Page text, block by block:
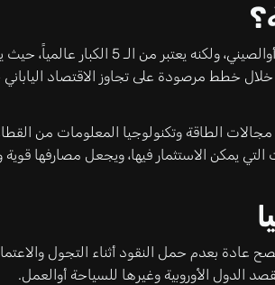
رغم أن الاقتصاد الروسي ليس بحجم الاقتصاد الأميركي أوالصيني، ولكنه يعتبر
خلال خطط مرصودة على تجاوز الاقتصاد
الطاقة وتكنولوجيا المعلومات من
يمكن الاستثمار فيها، ويجعل مصارفها قوية
عادة بعدم حمل النقود أثناء التجول
الدول الأوروبية وغيرها للسياحة أوالعمل.